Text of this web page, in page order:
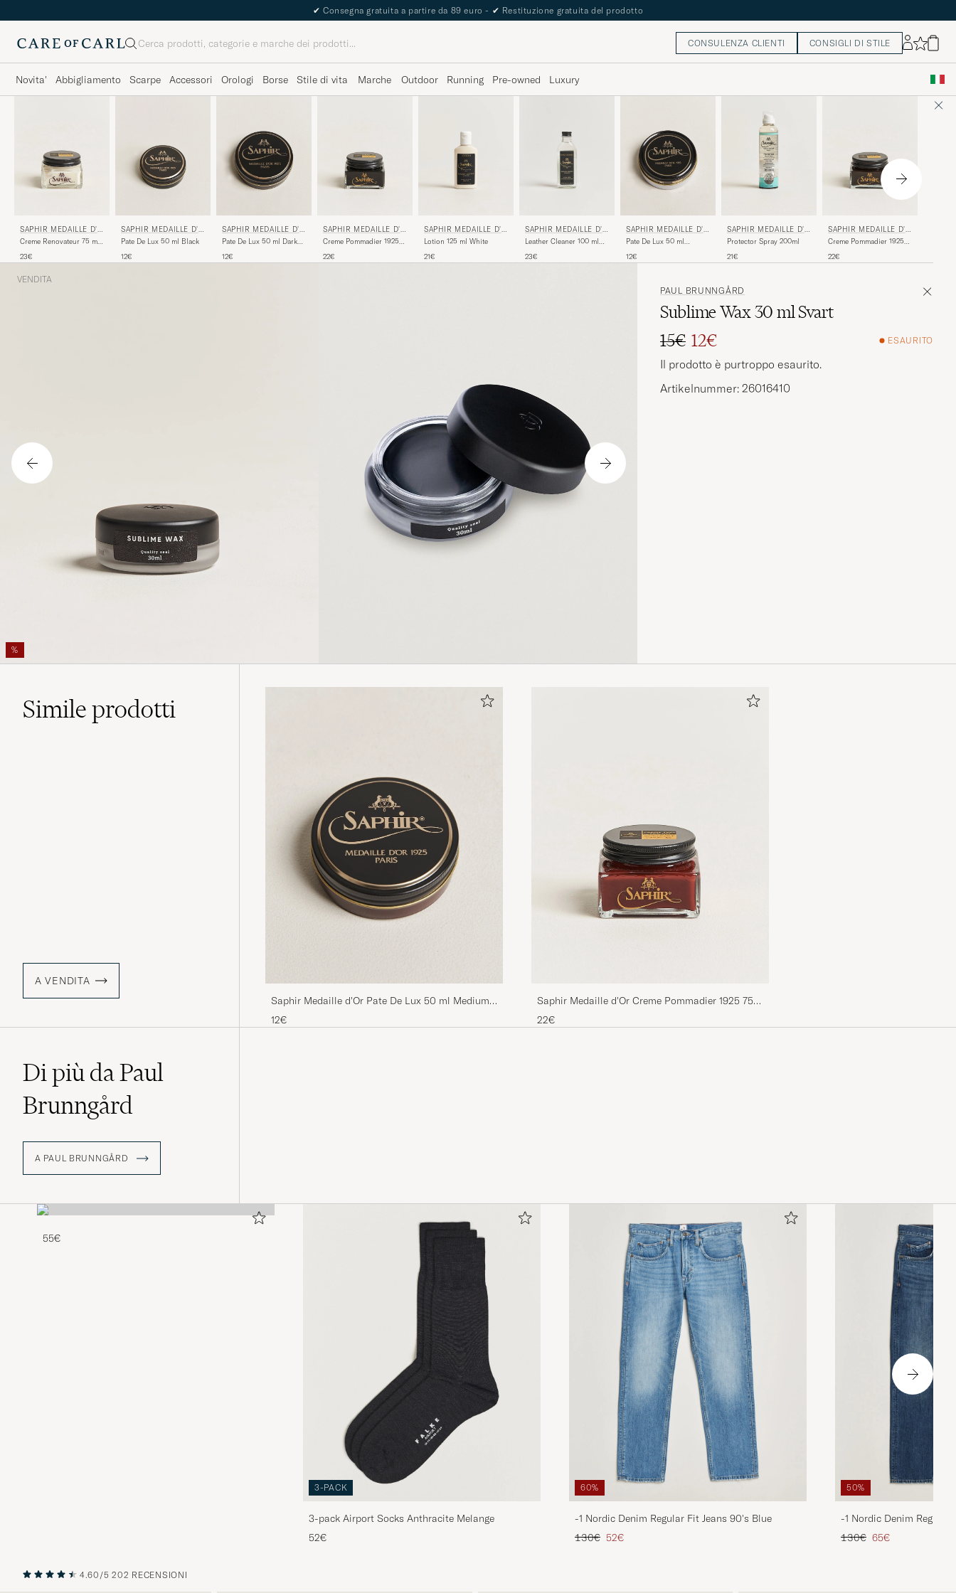
✔ Consegna gratuita a partire da 89 euro - ✔ Restituzione gratuita del prodotto
Cerca CONSULENZA CLIENTI CONSIGLI DI STILE
Novita' Abbigliamento Scarpe Accessori Orologi Borse Stile di vita Marche Outdoor Running Pre-owned Luxury
SAPHIR MEDAILLE D'O
R
Creme Renovateur 75 ml
23€
SAPHIR MEDAILLE D'O
R
Pate De Lux 50 ml Black
12€
SAPHIR MEDAILLE D'O
R
Pate De Lux 50 ml Dark
12€
SAPHIR MEDAILLE D'O
R
Creme Pommadier 1925
22€
SAPHIR MEDAILLE D'O
R
Lotion 125 ml White
21€
SAPHIR MEDAILLE D'O
R
Leather Cleaner 100 ml
23€
SAPHIR MEDAILLE D'O
R
Pate De Lux 50 ml
12€
SAPHIR MEDAILLE D'O
R
Protector Spray 200ml
21€
SAPHIR MEDAILLE D'O
R
Creme Pommadier 1925
22€
VENDITA
%
PAUL BRUNNGÅRD
Sublime Wax 30 ml Svart
Prezzo ordinario
15€
Prezzo ridotto
12€ ESAURITO
Il prodotto è purtroppo esaurito.
Artikelnummer: 26016410
Simileprodotti
A VENDITA
Saphir Medaille d'Or Pate De Lux 50 ml Medium
Brown
12€
Saphir Medaille d'Or Creme Pommadier 1925 75
ml Mahogany
22€
Di più da Paul
Brunngård
A PAUL BRUNNGÅRD
55€
3-PACK
3-pack Airport Socks Anthracite Melange
52€
60%
-1 Nordic Denim Regular Fit Jeans 90's Blue
Prezzo ordinario
130€ Prezzo ridotto
52€
50%
-1 Nordic Denim Regular
Prezzo ordinario
130€ Prezzo ridotto
65€
4.60/5 202 RECENSIONI